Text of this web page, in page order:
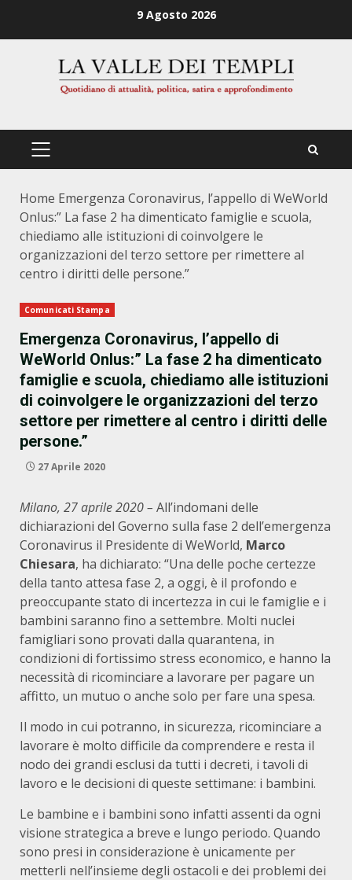
9 Agosto 2026
PRIMÄRES
Home Emergenza Coronavirus, l’appello di WeWorld
Onlus:” La fase 2 ha dimenticato famiglie e scuola,
chiediamo alle istituzioni di coinvolgere le
organizzazioni del terzo settore per rimettere al
centro i diritti delle persone.”
Comunicati Stampa
Emergenza Coronavirus, l’appello di
WeWorld Onlus:” La fase 2 ha dimenticato
famiglie e scuola, chiediamo alle istituzioni
di coinvolgere le organizzazioni del terzo
settore per rimettere al centro i diritti delle
persone.”
27 Aprile 2020
Milano, 27 aprile 2020 – All’indomani delle
dichiarazioni del Governo sulla fase 2 dell’emergenza
Coronavirus il Presidente di WeWorld, Marco
Chiesara, ha dichiarato: “Una delle poche certezze
della tanto attesa fase 2, a oggi, è il profondo e
preoccupante stato di incertezza in cui le famiglie e i
bambini saranno fino a settembre. Molti nuclei
famigliari sono provati dalla quarantena, in
condizioni di fortissimo stress economico, e hanno la
necessità di ricominciare a lavorare per pagare un
affitto, un mutuo o anche solo per fare una spesa.
Il modo in cui potranno, in sicurezza, ricominciare a
lavorare è molto difficile da comprendere e resta il
nodo dei grandi esclusi da tutti i decreti, i tavoli di
lavoro e le decisioni di queste settimane: i bambini.
Le bambine e i bambini sono infatti assenti da ogni
visione strategica a breve e lungo periodo. Quando
sono presi in considerazione è unicamente per
metterli nell’insieme degli ostacoli e dei problemi dei